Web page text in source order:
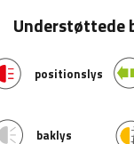
Understøttede
positionslys
baklys